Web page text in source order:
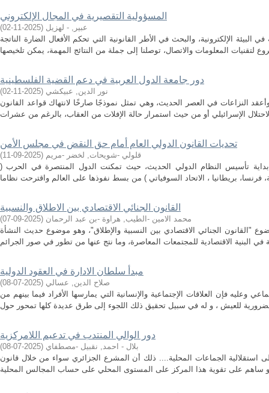
المسؤولية التقصيرية في المجال الإلكتروني
عبير, - لهزيل (
2025-11-02
)
الإلكترونية، والبحث في الأطر القانونية التي تحكم الأفعال الضارة الناتجة
دور جامعة الدول العربية في دعم القضية الفلسطينية
نور الدين, عبيكشي (
2025-11-02
)
النزاعات في العصر الحديث، وهي تمثل نموذجًا صارخًا لانتهاك قواعد القانون
تحديات القانون الدولي العام أمام حق النقض في مجلس الأمن
قلولي -شويحات, لخضر -مريم (
2025-09-11
)
نهاية الحرب العالمية الثانية1945 بداية تأسيس النظام الدولي الحديث، حيث تمكنت الدول المنتصرة في الحرب (
القانون الجنائي الاقتصادي بين الاطلاق والنسبية
محمد الامين -الطيب, هراوة -بن عبد الرحمان (
2025-09-07
)
"القانون الجنائي الاقتصادي بين النسبية والإطلاق"، وهو موضوع حديث النشأة
مبدأ سلطان الادارة في العقود الدولية
صلاح الدين, عسالي (
2025-07-08
)
وعليه فإن العلاقات الإجتماعية والإنسانية التي يمارسها الأفراد فيما بينهم من
دور الوالي المنتدب في تدعيم اللامركزية
بلال - احمد, نقبيل -مصطفاي (
2025-07-08
)
استقلالية الجماعات المحلية.... ذلك أن المشرع الجزائري سواء من خلال قانون